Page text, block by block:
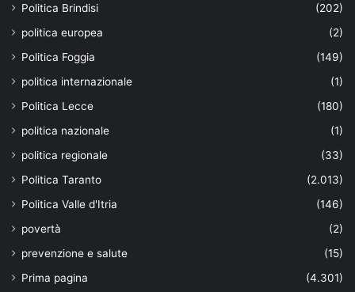
Politica Brindisi
(202)
politica europea
(2)
Politica Foggia
(149)
politica internazionale
(1)
Politica Lecce
(180)
politica nazionale
(1)
politica regionale
(33)
Politica Taranto
(2.013)
Politica Valle d'Itria
(146)
povertà
(2)
prevenzione e salute
(15)
Prima pagina
(4.301)